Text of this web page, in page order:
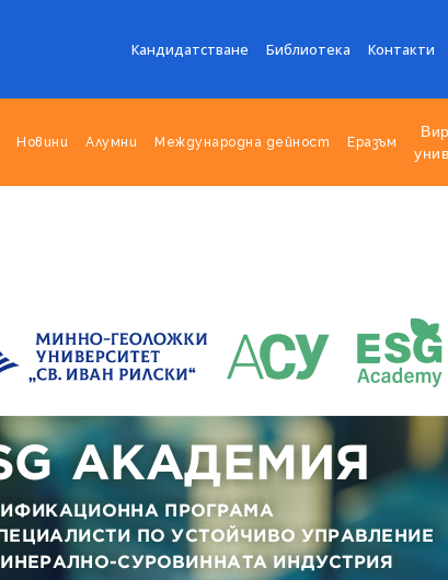
Кандидатстване Библиотека Контакти
Новини Алумни Международна дейност Еразъм